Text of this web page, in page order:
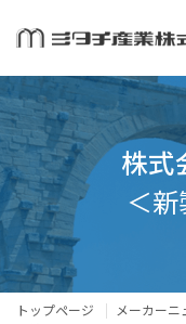
株式
＜
トップページ メーカーニ